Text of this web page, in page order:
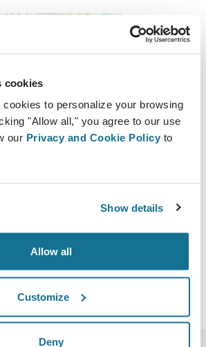
cookies
to personalize your browsing
"Allow all," you agree to our use
our Privacy and Cookie Policy to
Show details
Allow all
Customize
Deny
2022